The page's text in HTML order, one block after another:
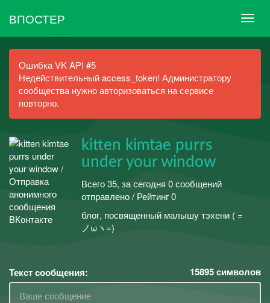
ВПОСТЕР
Ошибка VK API #5
Недействительный access_token! Администратору
сообщества нужно авторизоваться на сервисе
повторно.
kitten kimtae purrs
under your window
Всего 35, за сегодня 0 сообщений
отправлено / Рейтинг 0
блог, посвященный малышу тэхени ( =
ノωヽ=)
Текст сообщения: 15895символов